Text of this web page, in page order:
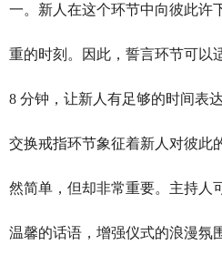
一。新人在这个环节中向彼此许
重的时刻。因此，誓言环节可以
8 分钟，让新人有足够的时间表
交换戒指环节象征着新人对彼此
然简单，但却非常重要。主持人
温馨的话语，增强仪式的浪漫氛